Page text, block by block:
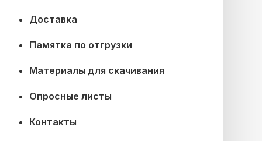
Доставка
Памятка по отгрузки
Материалы для скачивания
Опросные листы
Контакты